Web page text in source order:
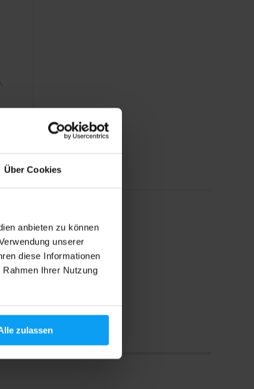
Über Cookies
anbieten zu können
unserer
diese Informationen
Ihrer Nutzung
zulassen